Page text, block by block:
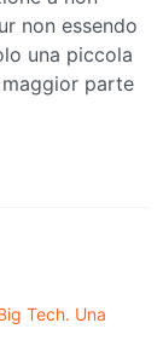
non essendo
una piccola
parte
Tech. Una